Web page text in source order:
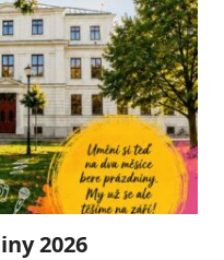
2026